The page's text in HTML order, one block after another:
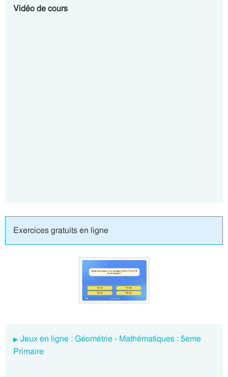
Vidéo de cours
Exercices gratuits en ligne
Jeux en ligne : Géométrie - Mathématiques : 5eme
Primaire